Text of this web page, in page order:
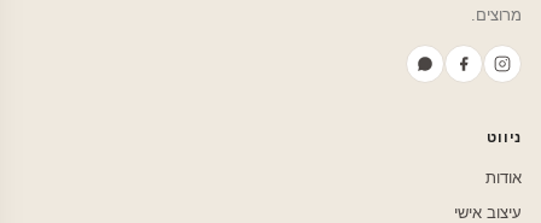
מרוצים.
ניווט
אודות
עיצוב אישי